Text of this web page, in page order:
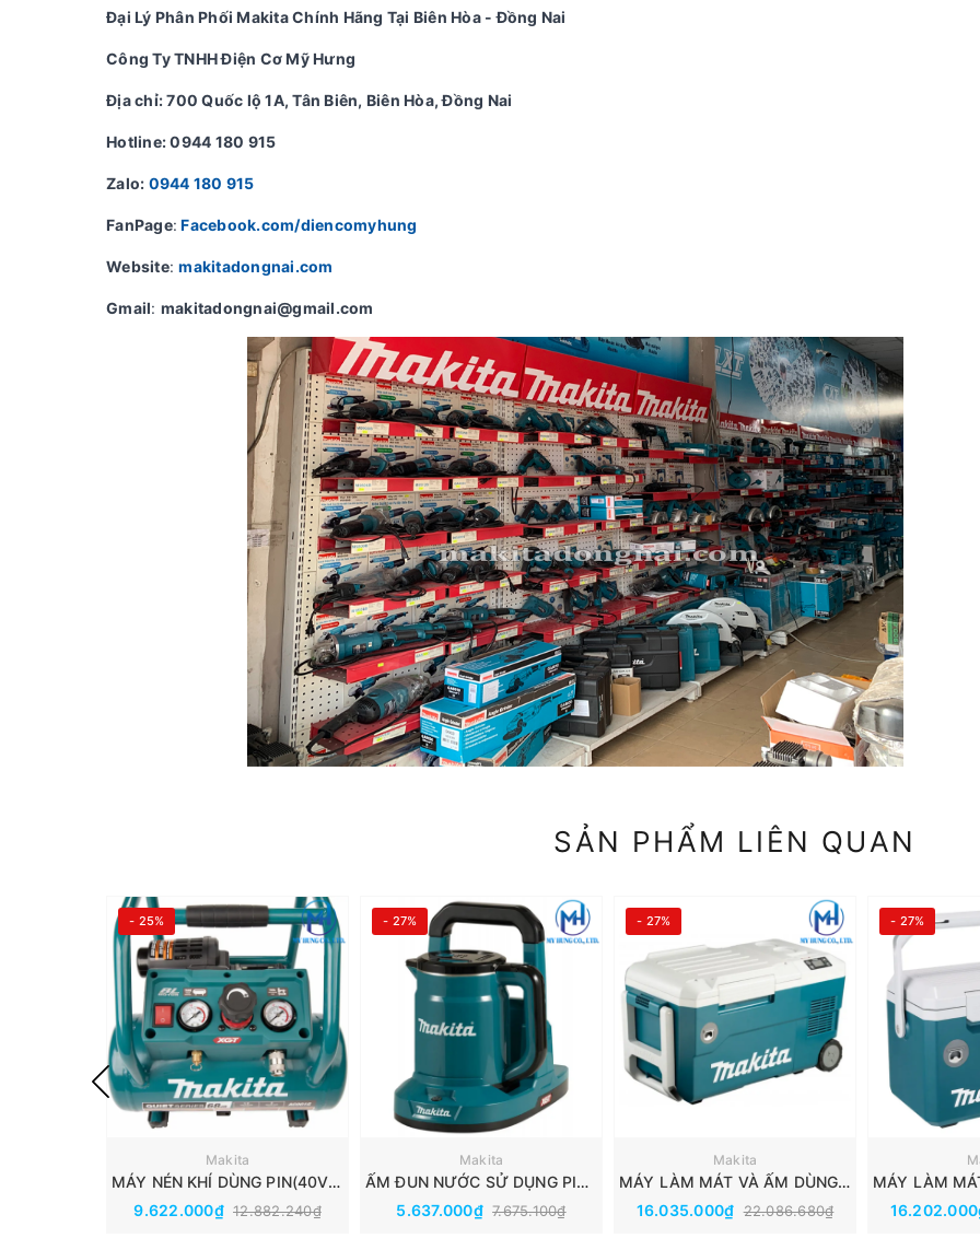
Đại Lý Phân Phối Makita Chính Hãng Tại Biên Hòa - Đồng Nai
Công Ty TNHH Điện Cơ Mỹ Hưng
Địa chỉ: 700 Quốc lộ 1A, Tân Biên, Biên Hòa, Đồng Nai
Hotline: 0944 180 915
Zalo: 0944 180 915
FanPage: Facebook.com/diencomyhung
Website:makitadongnai.com
Gmail: makitadongnai@gmail.com
SẢN PHẨM LIÊN QUAN
- 25%
Makita
MÁY NÉN KHÍ DÙNG PIN(40VMAX) MAKITA AC001GZ
9.622.000₫ 12.882.240₫
- 27%
Makita
ẤM ĐUN NƯỚC SỬ DỤNG PIN (40VMAX) MAKITA KT001GZ
5.637.000₫ 7.675.100₫
- 27%
Makita
MÁY LÀM MÁT VÀ ẤM DÙNG PIN(20L)(40V/18V/AC) MAKITA CW001GZ01
16.035.000₫ 22.086.680₫
- 27%